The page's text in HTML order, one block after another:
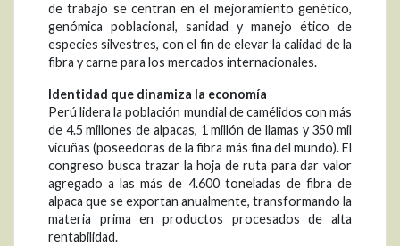
de trabajo se centran en el mejoramiento genético,
genómica poblacional, sanidad y manejo ético de
especies silvestres, con el fin de elevar la calidad de la
fibra y carne para los mercados internacionales.
Identidad que dinamiza la economía
Perú lidera la población mundial de camélidos con más
de 4.5 millones de alpacas, 1 millón de llamas y 350 mil
vicuñas (poseedoras de la fibra más fina del mundo). El
congreso busca trazar la hoja de ruta para dar valor
agregado a las más de 4.600 toneladas de fibra de
alpaca que se exportan anualmente, transformando la
materia prima en productos procesados de alta
rentabilidad.